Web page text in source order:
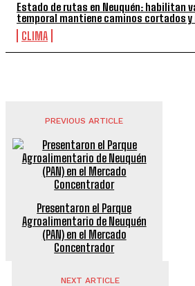
Estado de rutas en Neuquén: habilitan
temporal mantiene caminos cortados y
CLIMA
PREVIOUS ARTICLE
Presentaron el Parque
Agroalimentario de Neuquén
(PAN) en el Mercado
Concentrador
NEXT ARTICLE